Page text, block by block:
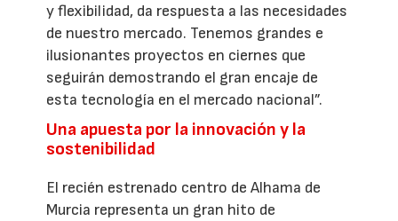
y flexibilidad, da respuesta a las necesidades
de nuestro mercado. Tenemos grandes e
ilusionantes proyectos en ciernes que
seguirán demostrando el gran encaje de
esta tecnología en el mercado nacional”.
Una apuesta por la innovación y la
sostenibilidad
El recién estrenado centro de Alhama de
Murcia representa un gran hito de